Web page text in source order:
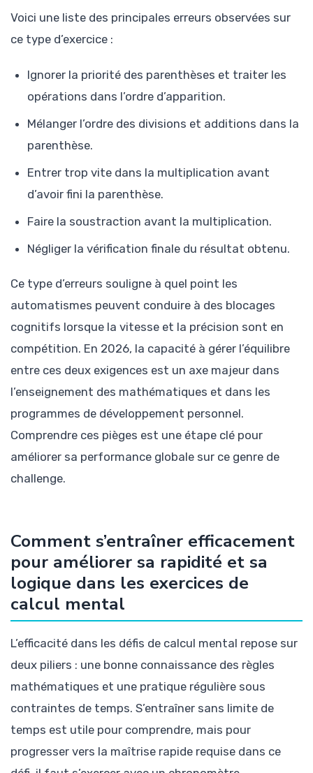
Voici une liste des principales erreurs observées sur
ce type d’exercice :
Ignorer la priorité des parenthèses et traiter les
opérations dans l’ordre d’apparition.
Mélanger l’ordre des divisions et additions dans la
parenthèse.
Entrer trop vite dans la multiplication avant
d’avoir fini la parenthèse.
Faire la soustraction avant la multiplication.
Négliger la vérification finale du résultat obtenu.
Ce type d’erreurs souligne à quel point les
automatismes peuvent conduire à des blocages
cognitifs lorsque la vitesse et la précision sont en
compétition. En 2026, la capacité à gérer l’équilibre
entre ces deux exigences est un axe majeur dans
l’enseignement des mathématiques et dans les
programmes de développement personnel.
Comprendre ces pièges est une étape clé pour
améliorer sa performance globale sur ce genre de
challenge.
Comment s’entraîner efficacement
pour améliorer sa rapidité et sa
logique dans les exercices de
calcul mental
L’efficacité dans les défis de calcul mental repose sur
deux piliers : une bonne connaissance des règles
mathématiques et une pratique régulière sous
contraintes de temps. S’entraîner sans limite de
temps est utile pour comprendre, mais pour
progresser vers la maîtrise rapide requise dans ce